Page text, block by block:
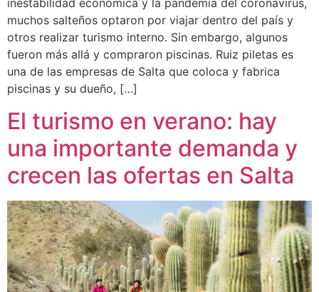
inestabilidad económica y la pandemia del coronavirus,
muchos salteños optaron por viajar dentro del país y
otros realizar turismo interno. Sin embargo, algunos
fueron más allá y compraron piscinas. Ruiz piletas es
una de las empresas de Salta que coloca y fabrica
piscinas y su dueño, […]
El turismo en verano: hay
una importante demanda y
crecen las ofertas en Salta